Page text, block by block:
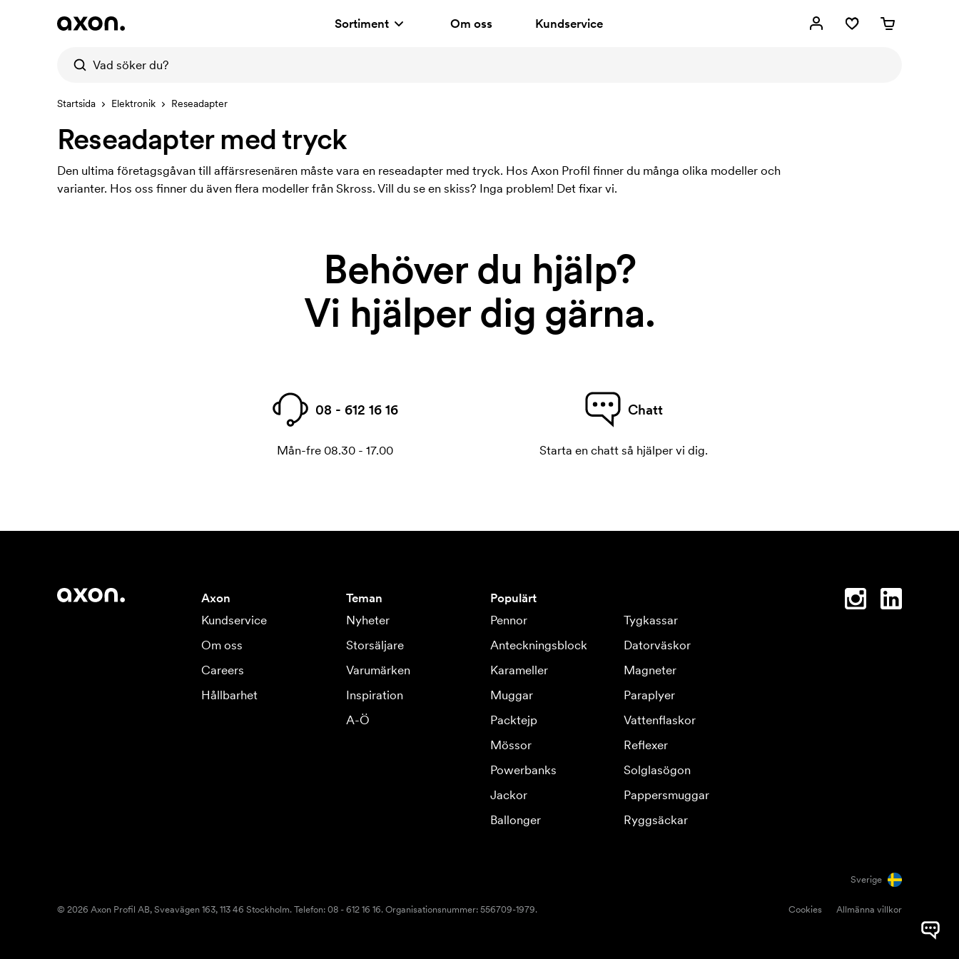
Sortiment Om oss Kundservice
Startsida Elektronik Reseadapter
Reseadapter med tryck
Den ultima företagsgåvan till affärsresenären måste vara en reseadapter med tryck. Hos Axon Profil finner du många olika modeller och
varianter. Hos oss finner du även flera modeller från Skross. Vill du se en skiss? Inga problem! Det fixar vi.
Behöver du hjälp?
Vi hjälper dig gärna.
08 - 612 16 16
Mån-fre 08.30 - 17.00
Chatt
Starta en chatt så hjälper vi dig.
Axon
Kundservice
Om oss
Careers
Hållbarhet
Teman
Nyheter
Storsäljare
Varumärken
Inspiration
A-Ö
Populärt
Pennor
Tygkassar
Anteckningsblock
Datorväskor
Karameller
Magneter
Muggar
Paraplyer
Packtejp
Vattenflaskor
Mössor
Reflexer
Powerbanks
Solglasögon
Jackor
Pappersmuggar
Ballonger
Ryggsäckar
Sverige
Cookies Allmänna villkor
© 2026 Axon Profil AB, Sveavägen 163, 113 46 Stockholm. Telefon: 08 - 612 16 16. Organisationsnummer: 556709-1979.